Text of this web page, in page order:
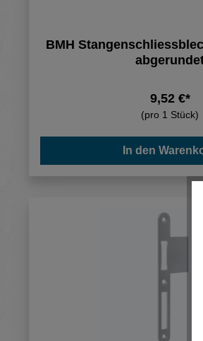
BMH
9,52 €*
(pro 1 Stück)
In den